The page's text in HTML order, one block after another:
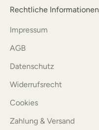
Rechtliche Informationen
Impressum
AGB
Datenschutz
Widerrufsrecht
Cookies
Zahlung & Versand